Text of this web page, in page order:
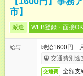
市】
派遣 WEB登録・面接OK
給与
時給1600円
交通費別途
交通費 全額支